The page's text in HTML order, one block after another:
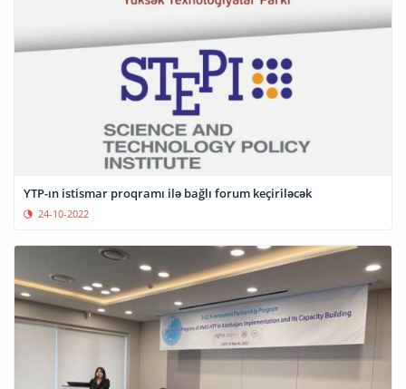
YTP-ın istismar proqramı ilə bağlı forum keçiriləcək
24-10-2022